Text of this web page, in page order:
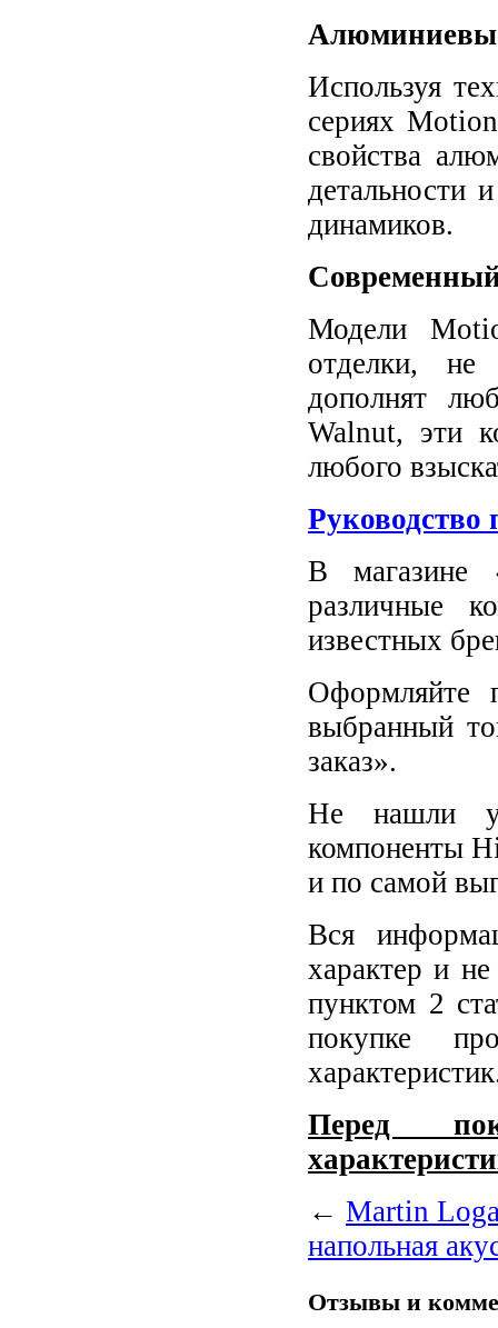
Используя
сериях
свойства
детальности
динамиков.
Модели
отделки, не
дополнят
Walnut, эти
любого
Руководство
В магазине
различные
известных
Оформляйте
выбранный
заказ».
Не нашли у
компоненты
и по самой
Вся
характер и
пунктом 2
покупке
Перед
← Martin
напольная
Отзывы и